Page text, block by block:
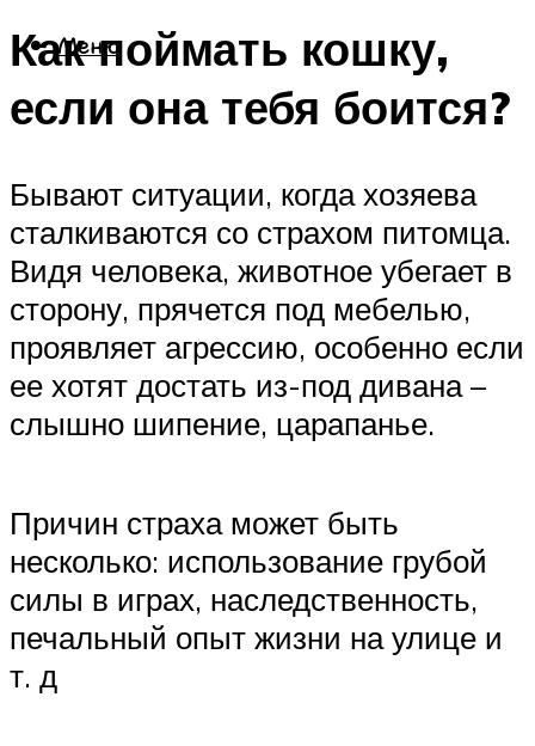
Меню
Как поймать кошку,
если она тебя боится?
Бывают ситуации, когда хозяева
сталкиваются со страхом питомца.
Видя человека, животное убегает в
сторону, прячется под мебелью,
проявляет агрессию, особенно если
ее хотят достать из-под дивана –
слышно шипение, царапанье.
Причин страха может быть
несколько: использование грубой
силы в играх, наследственность,
печальный опыт жизни на улице и
т. д